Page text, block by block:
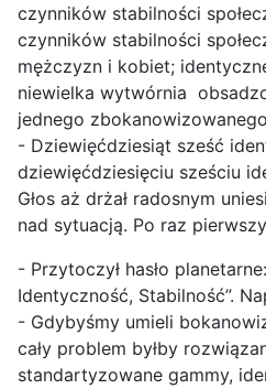
czynników stabilności
czynników stabilności
mężczyzn i kobiet;
niewielka wytwórnia
jednego
- Dziewięćdziesiąt sześć
dziewięćdziesięciu sześciu
Głos aż drżał radosnym
nad sytuacją. Po raz
- Przytoczył hasło
Identyczność, Stabilność”.
- Gdybyśmy umieli
cały problem byłby
standartyzowane gammy,